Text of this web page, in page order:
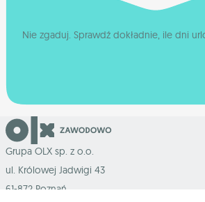
Nie zgaduj. Sprawdź dokładnie, ile dni
Grupa OLX sp. z o.o.
ul. Królowej Jadwigi 43
61-872 Poznań